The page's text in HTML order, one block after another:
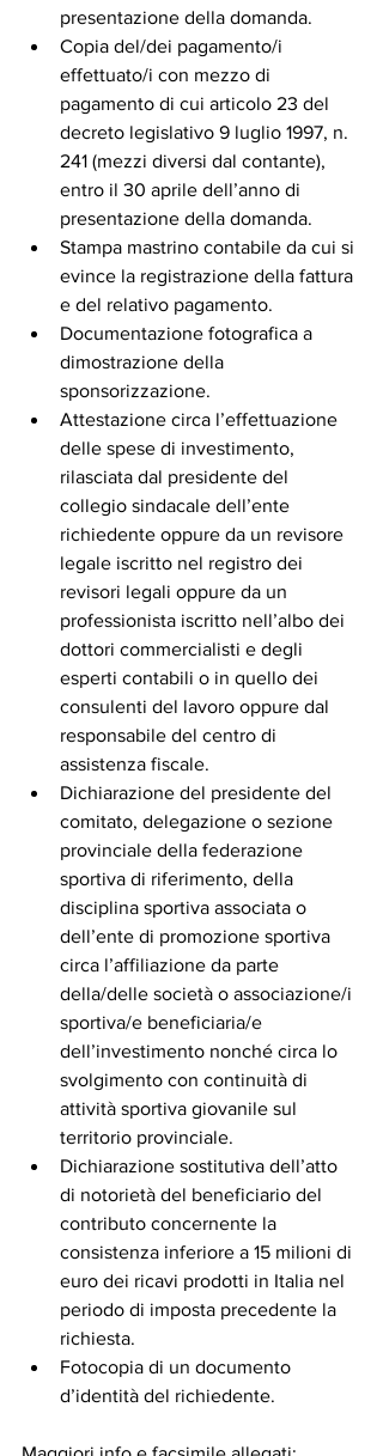
presentazione della domanda.
Copia del/dei pagamento/i
effettuato/i con mezzo di
pagamento di cui articolo 23 del
decreto legislativo 9 luglio 1997, n.
241 (mezzi diversi dal contante),
entro il 30 aprile dell’anno di
presentazione della domanda.
Stampa mastrino contabile da cui si
evince la registrazione della fattura
e del relativo pagamento.
Documentazione fotografica a
dimostrazione della
sponsorizzazione.
Attestazione circa l’effettuazione
delle spese di investimento,
rilasciata dal presidente del
collegio sindacale dell’ente
richiedente oppure da un revisore
legale iscritto nel registro dei
revisori legali oppure da un
professionista iscritto nell’albo dei
dottori commercialisti e degli
esperti contabili o in quello dei
consulenti del lavoro oppure dal
responsabile del centro di
assistenza fiscale.
Dichiarazione del presidente del
comitato, delegazione o sezione
provinciale della federazione
sportiva di riferimento, della
disciplina sportiva associata o
dell’ente di promozione sportiva
circa l’affiliazione da parte
della/delle società o associazione/i
sportiva/e beneficiaria/e
dell’investimento nonché circa lo
svolgimento con continuità di
attività sportiva giovanile sul
territorio provinciale.
Dichiarazione sostitutiva dell’atto
di notorietà del beneficiario del
contributo concernente la
consistenza inferiore a 15 milioni di
euro dei ricavi prodotti in Italia nel
periodo di imposta precedente la
richiesta.
Fotocopia di un documento
d’identità del richiedente.